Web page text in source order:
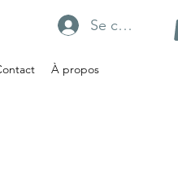
Se connecter
À propos